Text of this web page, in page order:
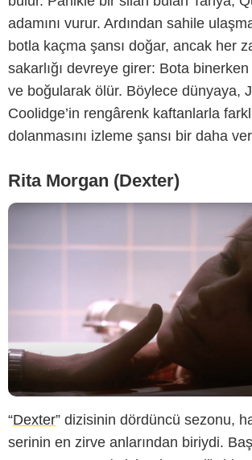
adamını vurur. Ardından sahile
botla kaçma şansı doğar, ancak her
sakarlığı devreye girer: Bota binerken
ve boğularak ölür. Böylece dünyaya,
Coolidge’in rengârenk kaftanlarla
dolanmasını izleme şansı bir daha
Rita Morgan (Dexter)
Showtime
“Dexter” dizisinin dördüncü sezonu,
serinin en zirve anlarından biriydi.